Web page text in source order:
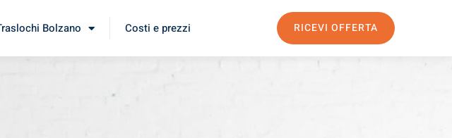
Bolzano Costi e prezzi RICEVI OFFERTA